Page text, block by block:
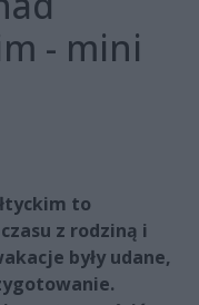
- mini
to
z rodziną i
były udane,